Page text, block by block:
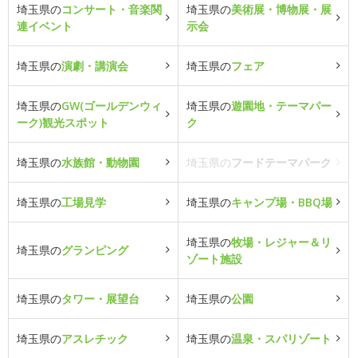
埼玉県のコンサート・音楽関
連イベント
埼玉県の美術展・博物展・展
示会
埼玉県の演劇・講演会 埼玉県のフェア
埼玉県のGW(ゴールデンウィ
ーク)観光スポット
埼玉県の遊園地・テーマパー
ク
埼玉県の水族館・動物園 埼玉県のフードテーマパーク
埼玉県の工場見学 埼玉県のキャンプ場・BBQ場
埼玉県のグランピング
埼玉県の牧場・レジャー＆リ
ゾート施設
埼玉県のタワー・展望台 埼玉県の公園
埼玉県のアスレチック 埼玉県の温泉・スパリゾート